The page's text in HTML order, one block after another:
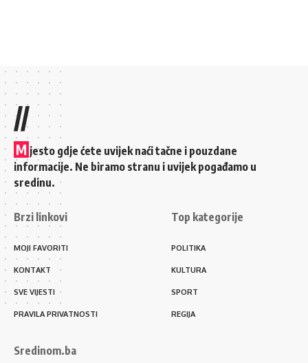
//
M jesto gdje ćete uvijek naći tačne i pouzdane
informacije. Ne biramo stranu i uvijek pogađamo u
sredinu.
Brzi linkovi
MOJI FAVORITI
KONTAKT
SVE VIJESTI
PRAVILA PRIVATNOSTI
Top kategorije
POLITIKA
KULTURA
SPORT
REGIJA
Sredinom.ba